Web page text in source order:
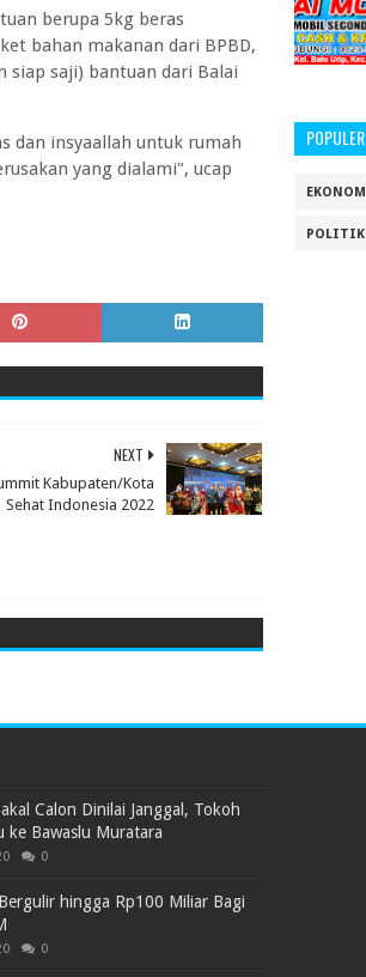
berupa 5kg beras
bahan makanan dari BPBD,
siap saji) bantuan dari Balai
dan insyaallah untuk rumah
yang dialami", ucap
NEXT
Kabupaten/Kota
Sehat Indonesia 2022
POLITIK
Calon Dinilai Janggal, Tokoh
ke Bawaslu Muratara
0
hingga Rp100 Miliar Bagi
0